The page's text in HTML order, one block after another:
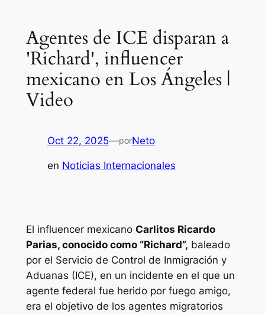
Agentes de ICE disparan a
'Richard', influencer
mexicano en Los Ángeles |
Video
Oct 22, 2025—porNeto
en Noticias Internacionales
El influencer mexicano Carlitos Ricardo
Parias, conocido como “Richard”, baleado
por el Servicio de Control de Inmigración y
Aduanas (ICE), en un incidente en el que un
agente federal fue herido por fuego amigo,
era el objetivo de los agentes migratorios